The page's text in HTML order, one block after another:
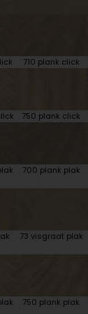
710 plank click
750 plank click
700 plank plak
73 visgraat plak
750 plank plak